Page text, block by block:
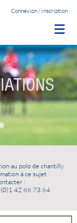
Connexion / Inscription
au polo de chantilly
à ce sujet
:
42 88 73 64